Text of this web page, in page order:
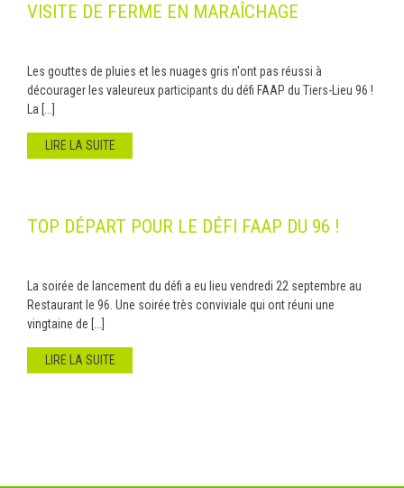
VISITE DE FERME EN MARAÎCHAGE
Les gouttes de pluies et les nuages gris n'ont pas réussi à
décourager les valeureux participants du défi FAAP du Tiers-Lieu 96 !
La [...]
LIRE LA SUITE
TOP DÉPART POUR LE DÉFI FAAP DU 96 !
La soirée de lancement du défi a eu lieu vendredi 22 septembre au
Restaurant le 96. Une soirée très conviviale qui ont réuni une
vingtaine de [...]
LIRE LA SUITE